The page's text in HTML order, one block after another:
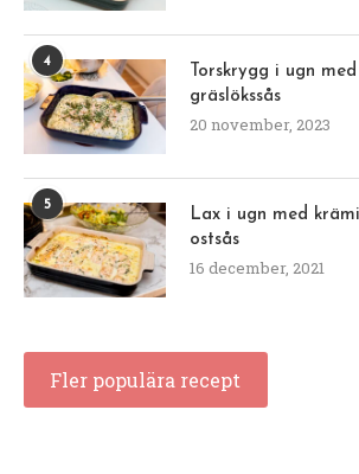
4
Torskrygg i ugn
gräslökssås
20 november, 2023
5
Lax i ugn med
ostsås
16 december, 2021
Fler populära recept